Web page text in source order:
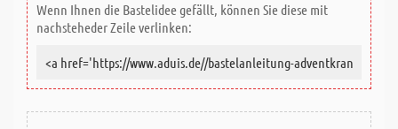
Wenn Ihnen die Bastelidee gefällt, können Sie diese mit
nachsteheder Zeile verlinken: